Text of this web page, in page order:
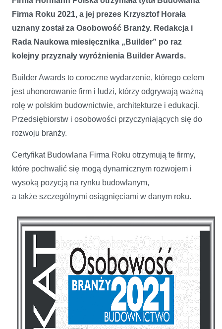
Firma Roku 2021, a jej prezes Krzysztof Horała
uznany został za Osobowość Branży. Redakcja i
Rada Naukowa miesięcznika „Builder” po raz
kolejny przyznały wyróżnienia Builder Awards.
Builder Awards to coroczne wydarzenie, którego celem
jest uhonorowanie firm i ludzi, którzy odgrywają ważną
rolę w polskim budownictwie, architekturze i edukacji.
Przedsiębiorstw i osobowości przyczyniających się do
rozwoju branży.
Certyfikat Budowlana Firma Roku otrzymują te firmy,
które pochwalić się mogą dynamicznym rozwojem i
wysoką pozycją na rynku budowlanym,
a także szczególnymi osiągnięciami w danym roku.